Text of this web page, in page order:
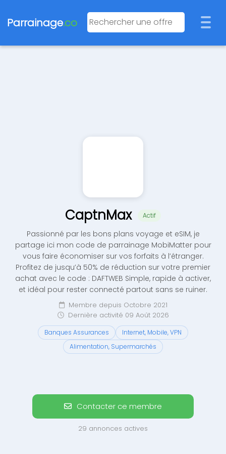
Parrainage.co
CaptnMax Actif
Passionné par les bons plans voyage et eSIM, je
partage ici mon code de parrainage MobiMatter pour
vous faire économiser sur vos forfaits à l’étranger.
Profitez de jusqu’à 50% de réduction sur votre premier
achat avec le code : DAFTWEB Simple, rapide à activer,
et idéal pour rester connecté partout sans se ruiner.
Membre depuis Octobre 2021
Dernière activité 09 Août 2026
Banques Assurances
Internet, Mobile, VPN
Alimentation, Supermarchés
Contacter ce membre
29 annonces actives